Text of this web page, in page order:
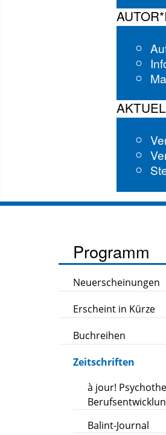
Programm
Neuerscheinungen
Erscheint in Kürze
Buchreihen
Zeitschriften
à jour!
Balint-Journal